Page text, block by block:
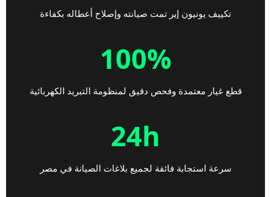
تكييف يونيون إير تمت صيانته وإصلاح أعطاله بكفاءة
100%
قطع غيار معتمدة وفحص دقيق لمنظومة التبريد الكهربائية
24h
سرعة استجابة فائقة لجميع بلاغات الصيانة في مصر